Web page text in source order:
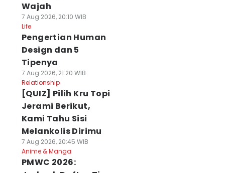
Wajah
7 Aug 2026, 20:10 WIB
Life
Pengertian Human
Design dan 5
Tipenya
7 Aug 2026, 21:20 WIB
Relationship
[QUIZ] Pilih Kru Topi
Jerami Berikut,
Kami Tahu Sisi
Melankolis Dirimu
7 Aug 2026, 20:45 WIB
Anime & Manga
PMWC 2026: